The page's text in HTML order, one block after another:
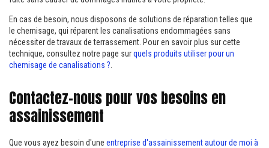
En cas de besoin, nous disposons de solutions de réparation telles que
le chemisage, qui réparent les canalisations endommagées sans
nécessiter de travaux de terrassement. Pour en savoir plus sur cette
technique, consultez notre page surquels produits utiliser pour un
chemisage de canalisations ?
Contactez-nous pour vos besoins en
assainissement
Que vous ayez besoin d'une entreprise d'assainissement autour de moi à